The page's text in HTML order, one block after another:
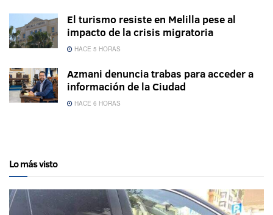
El turismo resiste en Melilla pese al
impacto de la crisis migratoria
HACE 5 HORAS
Azmani denuncia trabas para acceder a
información de la Ciudad
HACE 6 HORAS
Lo más visto